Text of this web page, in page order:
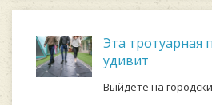
Эта тротуарная
удивит
Выйдете на